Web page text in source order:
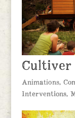
Cultiver
Animations,
Interventions,